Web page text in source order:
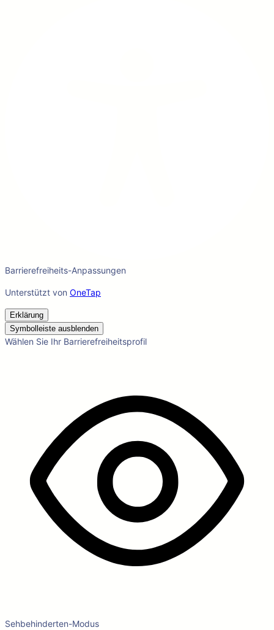
Barrierefreiheits-Anpassungen
Unterstützt von OneTap
Erklärung
Symbolleiste ausblenden
Wählen Sie Ihr Barrierefreiheitsprofil
Sehbehinderten-Modus